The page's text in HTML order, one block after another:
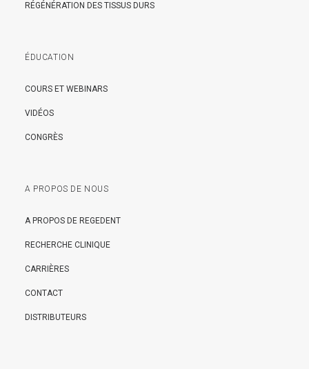
RÉGÉNÉRATION DES TISSUS DURS
ÉDUCATION
COURS ET WEBINARS
VIDÉOS
CONGRÈS
A PROPOS DE NOUS
A PROPOS DE REGEDENT
RECHERCHE CLINIQUE
CARRIÈRES
CONTACT
DISTRIBUTEURS